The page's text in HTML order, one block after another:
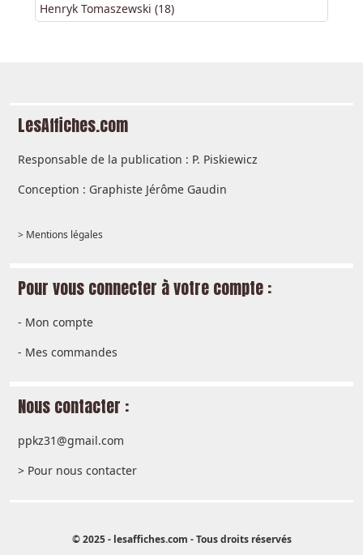
Henryk Tomaszewski (18)
LesAffiches.com
Responsable de la publication : P. Piskiewicz
Conception : Graphiste Jérôme Gaudin
> Mentions légales
Pour vous connecter à votre compte :
- Mon compte
- Mes commandes
Nous contacter :
ppkz31@gmail.com
> Pour nous contacter
© 2025 - lesaffiches.com - Tous droits réservés